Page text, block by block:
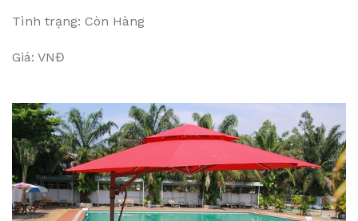
Tình trạng: Còn Hàng
Giá: VNĐ